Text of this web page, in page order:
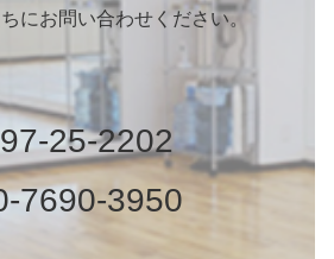
にお問い合わせください。
25-2202
7690-3950